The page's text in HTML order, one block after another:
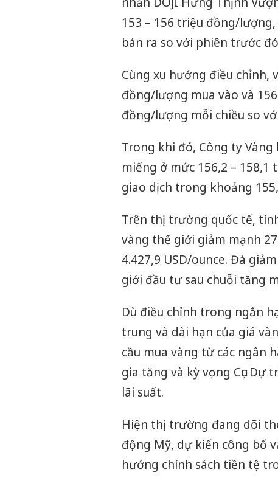
153 – 156 triệu đồng/
bán ra so với phiên trước
Cùng xu hướng điều chỉnh,
đồng/lượng mua vào và
đồng/lượng mỗi chiều so
Trong khi đó, Công ty
miếng ở mức 156,2 – 158,1
giao dịch trong khoảng
Trên thị trường quốc tế,
vàng thế giới giảm mạnh
4.427,9 USD/ounce. Đà
giới đầu tư sau chuỗi tăng
Dù điều chỉnh trong ngắn
trung và dài hạn của giá
cầu mua vàng từ các ngân
gia tăng và kỳ vọng Cục Dự
lãi suất.
Hiện thị trường đang dõi
động Mỹ, dự kiến công bố
hướng chính sách tiền tệ